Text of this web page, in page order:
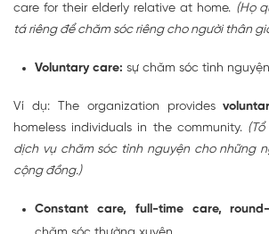
care for their elderly relative at home. (Họ
tá riêng để chăm sóc riêng cho người thân
Voluntary care: sự chăm sóc tình nguyện
Ví dụ: The organization provides
homeless individuals in the community.
dịch vụ chăm sóc tình nguyện cho những
cộng đồng.)
Constant care, full-time care,